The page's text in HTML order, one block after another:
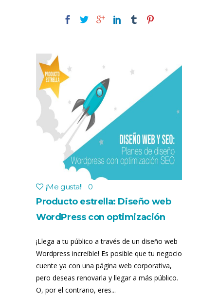
¡Me gusta!! 0
Producto estrella: Diseño web
WordPress con optimización
¡Llega a tu público a través de un diseño web
Wordpress increíble! Es posible que tu negocio
cuente ya con una página web corporativa,
pero deseas renovarla y llegar a más público.
O, por el contrario, eres...